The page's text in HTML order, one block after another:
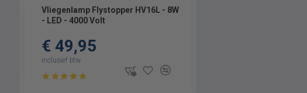
Vliegenlamp Flystopper HV16L - 8W
- LED - 4000 Volt
€ 49,95
inclusief btw